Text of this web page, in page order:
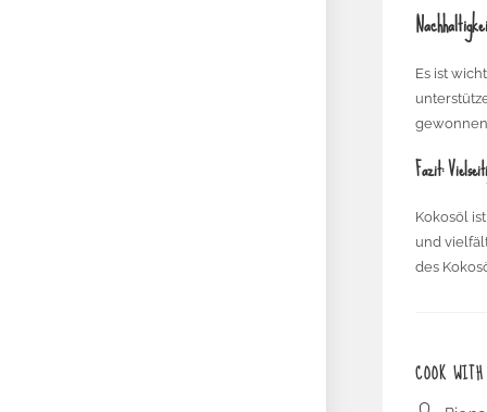
Es ist
Fazit:
Kokosöl
und
des
COOK